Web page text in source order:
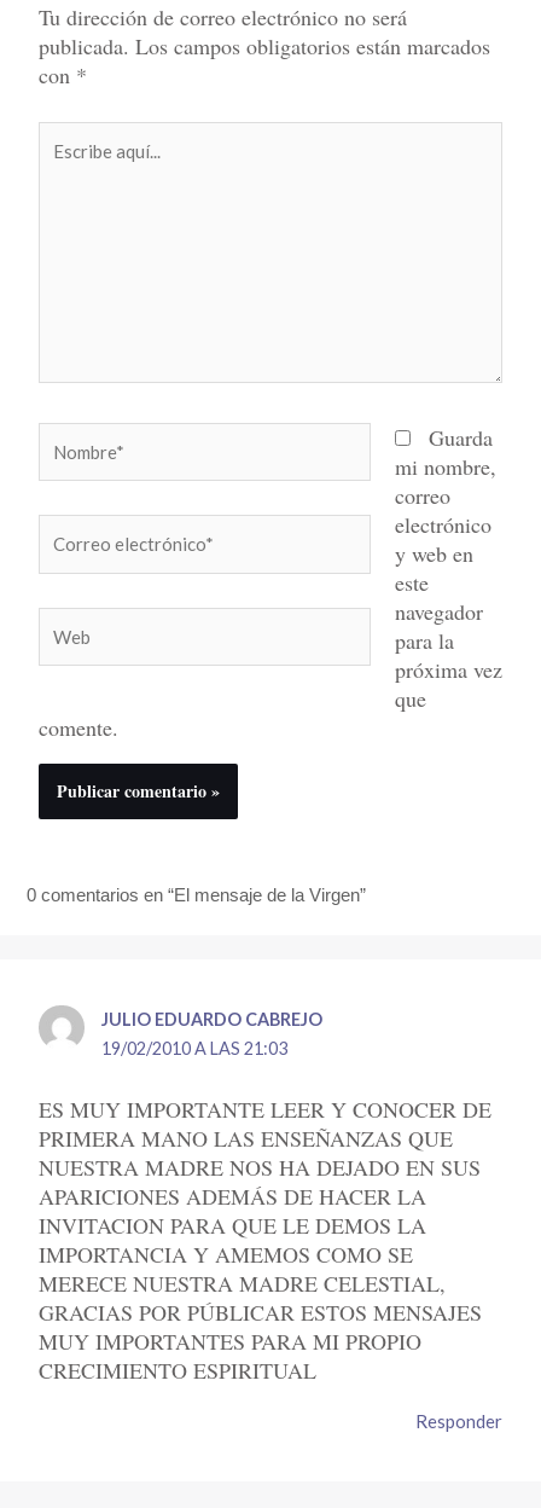
Tu dirección de correo electrónico no será
publicada. Los campos obligatorios están marcados
con *
aquí...
electrónico*
Guarda
mi nombre,
correo
electrónico
y web en
este
navegador
para la
próxima vez
que
comente.
0 comentarios en “El mensaje de la Virgen”
JULIO EDUARDO CABREJO
19/02/2010 A LAS 21:03
ES MUY IMPORTANTE LEER Y CONOCER DE
PRIMERA MANO LAS ENSEÑANZAS QUE
NUESTRA MADRE NOS HA DEJADO EN SUS
APARICIONES ADEMÁS DE HACER LA
INVITACION PARA QUE LE DEMOS LA
IMPORTANCIA Y AMEMOS COMO SE
MERECE NUESTRA MADRE CELESTIAL,
GRACIAS POR PÚBLICAR ESTOS MENSAJES
MUY IMPORTANTES PARA MI PROPIO
CRECIMIENTO ESPIRITUAL
Responder